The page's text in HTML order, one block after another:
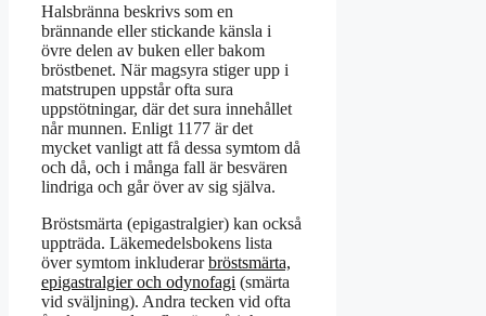
Halsbränna beskrivs som en
brännande eller stickande känsla i
övre delen av buken eller bakom
bröstbenet. När magsyra stiger upp i
matstrupen uppstår ofta sura
uppstötningar, där det sura innehållet
når munnen. Enligt 1177 är det
mycket vanligt att få dessa symtom då
och då, och i många fall är besvären
lindriga och går över av sig själva.
Bröstsmärta (epigastralgier) kan också
uppträda. Läkemedelsbokens lista
över symtom inkluderarbröstsmärta,
epigastralgier och odynofagi (smärta
vid sväljning). Andra tecken vid ofta